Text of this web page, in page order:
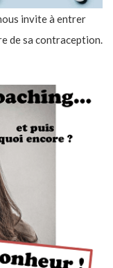
invite à entrer
de sa contraception.